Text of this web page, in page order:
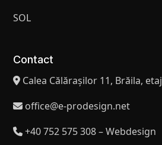
SOL
Contact
Calea Călărașilor 11, Brăila, etaj
office@e-prodesign.net
+40 752 575 308 – Webdesign